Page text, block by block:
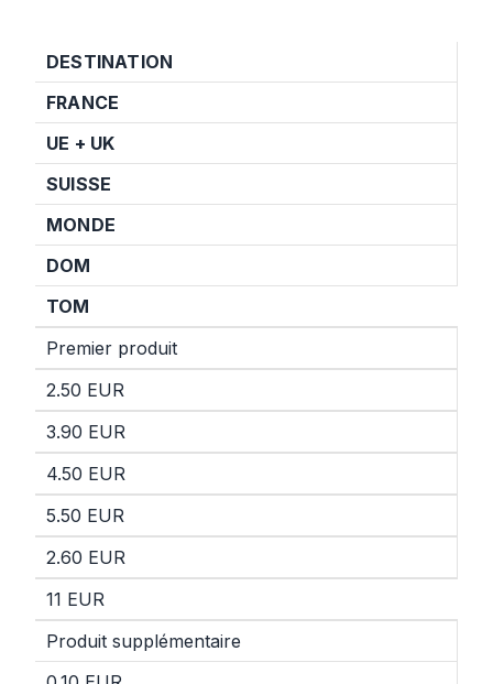
DESTINATION
FRANCE
UE + UK
SUISSE
MONDE
DOM
TOM
Premier produit
2.50 EUR
3.90 EUR
4.50 EUR
5.50 EUR
2.60 EUR
11 EUR
Produit supplémentaire